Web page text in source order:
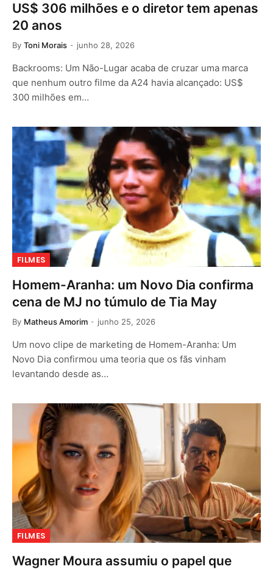
US$ 306 milhões e o diretor tem apenas
20 anos
By Toni Morais junho 28, 2026
Backrooms: Um Não-Lugar acaba de cruzar uma marca
que nenhum outro filme da A24 havia alcançado: US$
300 milhões em…
FILMES
Homem-Aranha: um Novo Dia confirma
cena de MJ no túmulo de Tia May
By Matheus Amorim junho 25, 2026
Um novo clipe de marketing de Homem-Aranha: Um
Novo Dia confirmou uma teoria que os fãs vinham
levantando desde as…
FILMES
Wagner Moura assumiu o papel que